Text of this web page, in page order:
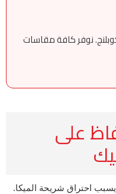
نوفر كافة مقاسات
على
احتراق شريحة الميكا.